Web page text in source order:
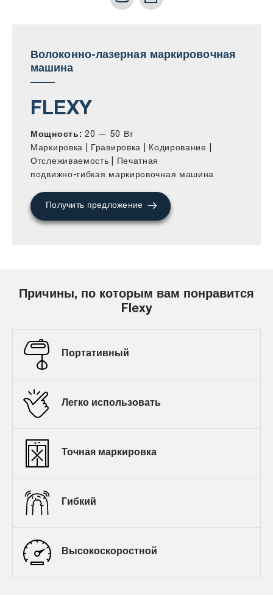
Волоконно-лазерная маркировочная
машина
FLEXY
Мощность: 20 — 50 Вт
Маркировка | Гравировка | Кодирование |
Отслеживаемость | Печатная
подвижно-гибкая маркировочная машина
Получить предложение
Причины, по которым вам понравится
Flexy
Портативный
Легко использовать
Точная маркировка
Гибкий
Высокоскоростной